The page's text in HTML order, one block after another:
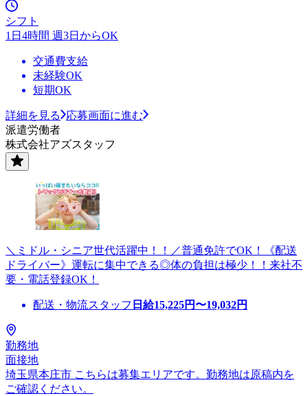
シフト
1日4時間 週3日からOK
交通費支給
未経験OK
短期OK
詳細を見る
応募画面に進む
派遣労働者
株式会社アズスタッフ
＼ミドル・シニア世代活躍中！！／普通免許でOK！《配送
ドライバー》運転に集中できる◎体の負担は極少！！来社不
要・電話登録OK！
配送・物流スタッフ 日給15,225円〜19,032円
勤務地
面接地
埼玉県本庄市 こちらは募集エリアです。勤務地は原稿内を
ご確認ください。